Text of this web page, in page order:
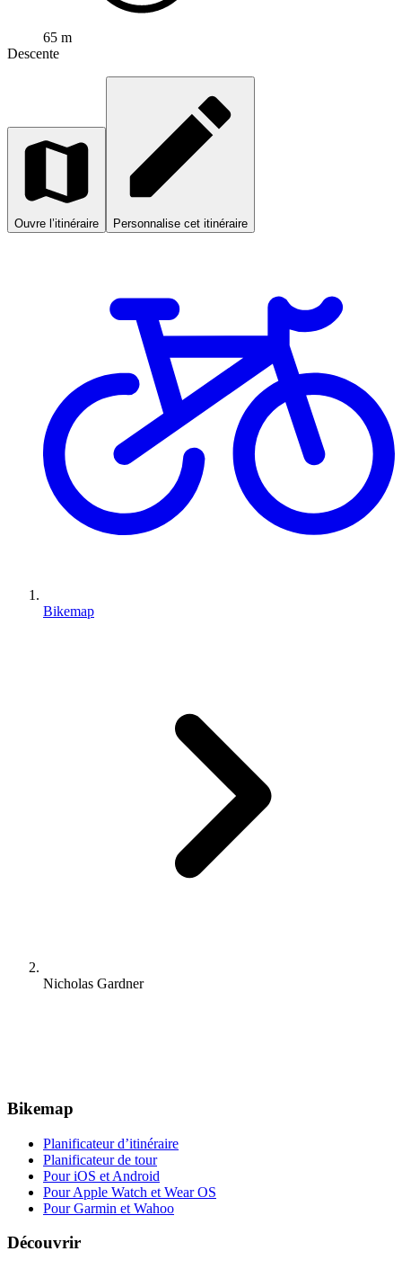
65 m
Descente
Ouvre l’itinéraire Personnalise cet itinéraire
Bikemap
Nicholas Gardner
Bikemap
Planificateur d’itinéraire
Planificateur de tour
Pour iOS et Android
Pour Apple Watch et Wear OS
Pour Garmin et Wahoo
Découvrir